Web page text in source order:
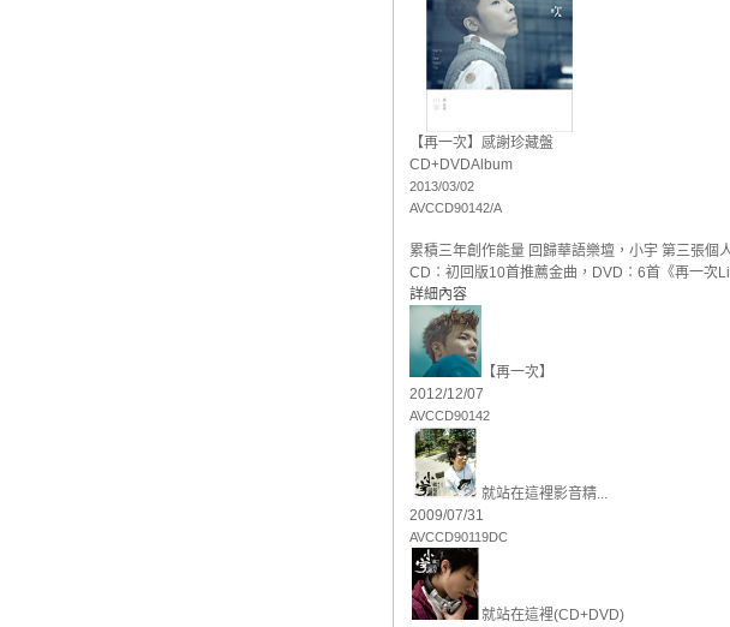
【再一次】感謝珍藏盤
CD+DVDAlbum
2013/03/02
AVCCD90142/A
累積三年創作能量 回歸華語樂壇，小宇 第三張個
CD：初回版10首推薦金曲，DVD：6首《再一次
詳細內容
【再一次】
2012/12/07
AVCCD90142
就站在這裡影音精...
2009/07/31
AVCCD90119DC
就站在這裡(CD+DVD)